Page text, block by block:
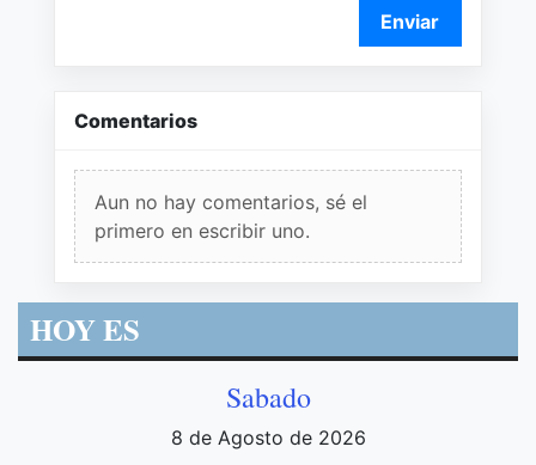
Enviar
Comentarios
Aun no hay comentarios, sé el
primero en escribir uno.
HOY ES
Sabado
8 de Agosto de 2026